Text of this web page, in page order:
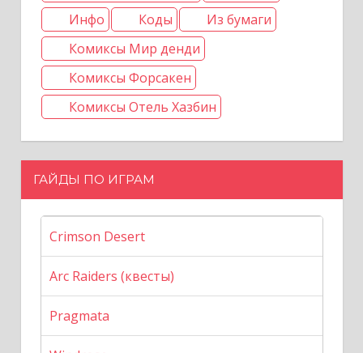
Инфо
Коды
Из бумаги
Комиксы Мир денди
Комиксы Форсакен
Комиксы Отель Хазбин
ГАЙДЫ ПО ИГРАМ
Crimson Desert
Arc Raiders (квесты)
Pragmata